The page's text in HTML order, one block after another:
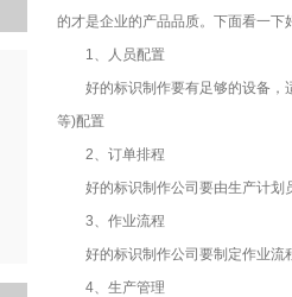
的才是企业的产品品质。下面看一下
1、人员配置
好的标识制作要有足够的设备，适
等)配置
2、订单排程
好的标识制作公司要由生产计划
3、作业流程
好的标识制作公司要制定作业流程
4、生产管理